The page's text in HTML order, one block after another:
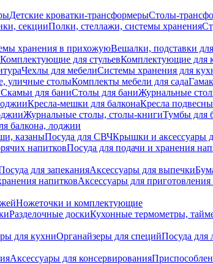
Детские кроватки-трансформерыСтолы-
секцииПолки, стеллажи, системы хранения
хранения в прихожуюВешалки, подставки
Комплектующие для стульевКомплектующие для
Чехлы для мебелиСистемы хранения для
уличные столыКомплекты мебели для сада
Скамьи для баниСтолы для баниЖурнальные
Кресла-мешки для балконаКресла
Журнальные столы, столы-книгиТумбы для
балкона, лоджии
казаныПосуда для СВЧКрышки и аксессуары
напитковПосуда для подачи и хранения
для запеканияАксессуары для выпечки
напитковАксессуары для приготовления
Ножеточки и комплектующие
Разделочные доскиКухонные термометры,
для кухниОрганайзеры для специйПосуда для
Аксессуары для консервирования